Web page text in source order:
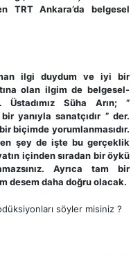
TRT Ankara’da belgesel
ilgi duydum ve iyi bir
olan ilgim de belgesel-
Süha Arın; ”
yanıyla sanatçıdır ” der.
biçimde yorumlanmasıdır.
şey de işte bu gerçeklik
içinden sıradan bir öykü
Ayrıca tam bir
desem daha doğru olacak.
söyler misiniz ?